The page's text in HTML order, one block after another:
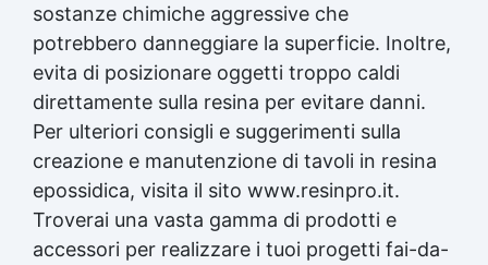
sostanze chimiche aggressive che
potrebbero danneggiare la superficie. Inoltre,
evita di posizionare oggetti troppo caldi
direttamente sulla resina per evitare danni.
Per ulteriori consigli e suggerimenti sulla
creazione e manutenzione di tavoli in resina
epossidica, visita il sito www.resinpro.it.
Troverai una vasta gamma di prodotti e
accessori per realizzare i tuoi progetti fai-da-